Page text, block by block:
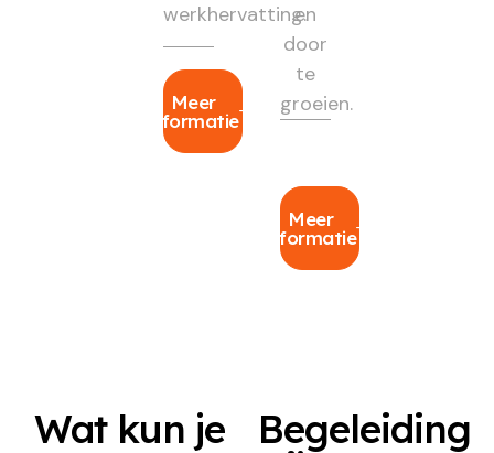
werkhervatting.
Meer
informatie
en
door
te
groeien.
Meer
informatie
Wat kun je Begeleiding